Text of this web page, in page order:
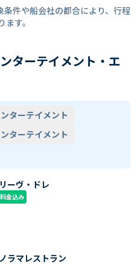
件や船会社の都合により、行程
す。
ターテイメント・エ
ターテイメント
ターテイメント
ーヴ・ドレ
料金込み
ラマレストラン